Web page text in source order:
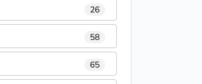
26
58
65